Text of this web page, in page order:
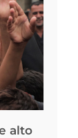
alto